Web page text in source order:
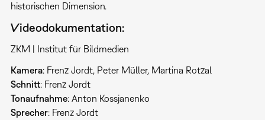
historischen Dimension.
Videodokumentation:
ZKM | Institut für Bildmedien
Kamera: Frenz Jordt, Peter Müller, Martina Rotzal
Schnitt: Frenz Jordt
Tonaufnahme: Anton Kossjanenko
Sprecher: Frenz Jordt